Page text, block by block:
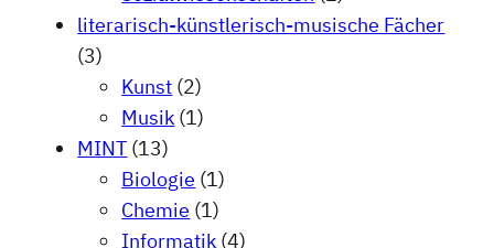
literarisch-künstlerisch-musische Fächer
(3)
Kunst (2)
Musik (1)
MINT (13)
Biologie (1)
Chemie (1)
Informatik (4)